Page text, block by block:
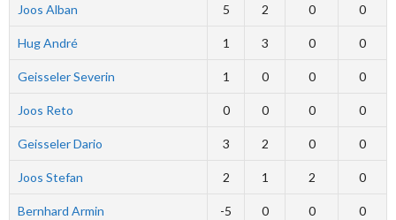
Joos Alban 5 2 0 0
Hug André 1 3 0 0
Geisseler Severin 1 0 0 0
Joos Reto 0 0 0 0
Geisseler Dario 3 2 0 0
Joos Stefan 2 1 2 0
Bernhard Armin -5 0 0 0